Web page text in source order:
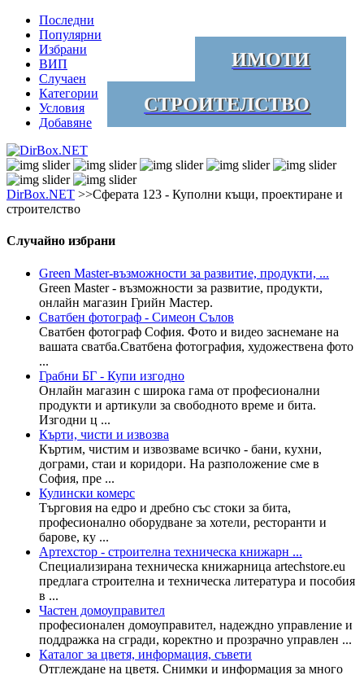
Последни
Популярни
Избрани
ВИП
Случаен
Категории
Условия
Добавяне
ИМОТИ
СТРОИТЕЛСТВО
DirBox.NET >>Сферата 123 - Куполни къщи, проектиране и
строителство
Случайно избрани
Green Master-възможности за развитие, продукти, ...
Green Master - възможности за развитие, продукти,
онлайн магазин Грийн Мастер.
Сватбен фотограф - Симеон Сълов
Сватбен фотограф София. Фото и видео заснемане на
вашата сватба.Сватбена фотография, художествена фото
...
Грабни БГ - Купи изгодно
Онлайн магазин с широка гама от професионални
продукти и артикули за свободното време и бита.
Изгодни ц ...
Кърти, чисти и извозва
Къртим, чистим и извозваме всичко - бани, кухни,
дограми, стаи и коридори. На разположение сме в
София, пре ...
Кулински комерс
Търговия на едро и дребно със стоки за бита,
професионално оборудване за хотели, ресторанти и
барове, ку ...
Артехстор - строителна техническа книжарн ...
Специализирана техническа книжарница artechstore.eu
предлага строителна и техническа литература и пособия
в ...
Частен домоуправител
професионален домоуправител, надеждно управление и
поддражка на сгради, коректно и прозрачно управлен ...
Каталог за цветя, информация, съвети
Отглеждане на цветя. Снимки и информация за много